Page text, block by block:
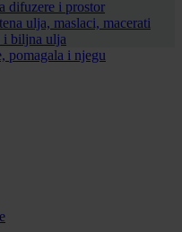
difuzere i prostor
ulja, maslaci, macerati
i biljna ulja
pomagala i njegu